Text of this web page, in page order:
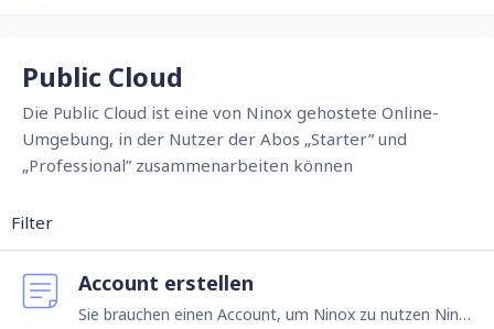
Public Cloud Category
Public Cloud
Die Public Cloud ist eine von Ninox gehostete Online-
Umgebung, in der Nutzer der Abos „Starter” und
„Professional” zusammenarbeiten können
Filter
Account erstellen
Sie brauchen einen Account, um Ninox zu nutzen Ninox ist eine Saas (Software as a Service), das heißt Sie arbeiten cloud-basiert. Dort in der Cloud wird Ihnen Ninox zur Verfügung gestellt und Sie…